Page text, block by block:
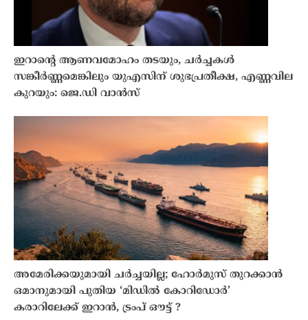
ഇറാൻ്റെ ആണവമോഹം തടയും, ചർച്ചകൾ
സങ്കീർണ്ണമെങ്കിലും യുഎസിന് ശുഭപ്രതീക്ഷ, എണ്ണവില
കുറയും: ജെ.ഡി വാൻസ്
അമേരിക്കയുമായി ചർച്ചയില്ല; ഹോർമുസ് തുറക്കാൻ
ഒമാനുമായി പുതിയ ‘മിഡിൽ കോറിഡോർ’
കരാറിലേക്ക് ഇറാൻ, ട്രംപ് ഔട്ട് ?